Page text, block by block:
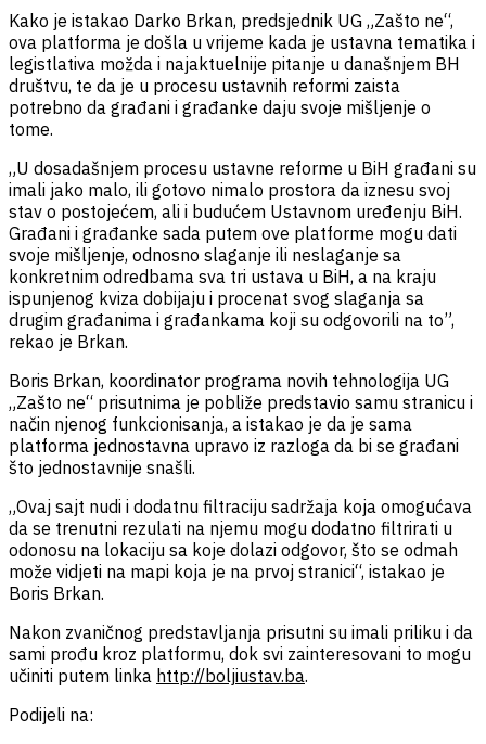
Kako je istakao Darko Brkan, predsjednik UG „Zašto ne“,
ova platforma je došla u vrijeme kada je ustavna tematika i
legistlativa možda i najaktuelnije pitanje u današnjem BH
društvu, te da je u procesu ustavnih reformi zaista
potrebno da građani i građanke daju svoje mišljenje o
tome.
„U dosadašnjem procesu ustavne reforme u BiH građani su
imali jako malo, ili gotovo nimalo prostora da iznesu svoj
stav o postojećem, ali i budućem Ustavnom uređenju BiH.
Građani i građanke sada putem ove platforme mogu dati
svoje mišljenje, odnosno slaganje ili neslaganje sa
konkretnim odredbama sva tri ustava u BiH, a na kraju
ispunjenog kviza dobijaju i procenat svog slaganja sa
drugim građanima i građankama koji su odgovorili na to”,
rekao je Brkan.
Boris Brkan, koordinator programa novih tehnologija UG
„Zašto ne“ prisutnima je pobliže predstavio samu stranicu i
način njenog funkcionisanja, a istakao je da je sama
platforma jednostavna upravo iz razloga da bi se građani
što jednostavnije snašli.
„Ovaj sajt nudi i dodatnu filtraciju sadržaja koja omogućava
da se trenutni rezulati na njemu mogu dodatno filtrirati u
odonosu na lokaciju sa koje dolazi odgovor, što se odmah
može vidjeti na mapi koja je na prvoj stranici“, istakao je
Boris Brkan.
Nakon zvaničnog predstavljanja prisutni su imali priliku i da
sami prođu kroz platformu, dok svi zainteresovani to mogu
učiniti putem linka http://boljiustav.ba.
Podijeli na: